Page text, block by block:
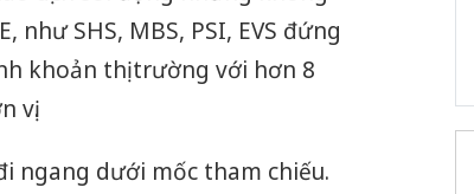
như SHS, MBS, PSI, EVS đứng
khoản thị trường với hơn 8
vị.
ngang dưới mốc tham chiếu.
Moyuum giả